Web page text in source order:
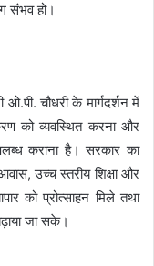
संभव हो।
ओ.पी. चौधरी के मार्गदर्शन में
को व्यवस्थित करना और
कराना है। सरकार का
उच्च स्तरीय शिक्षा और
को प्रोत्साहन मिले तथा
जा सके।